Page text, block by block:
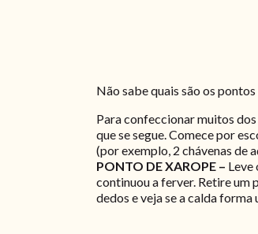
Não sabe quais são os
Para confeccionar muitos
que se segue. Comece por
(por exemplo, 2 chávenas de
PONTO DE XAROPE – Leve
continuou a ferver. Retire um
dedos e veja se a calda forma